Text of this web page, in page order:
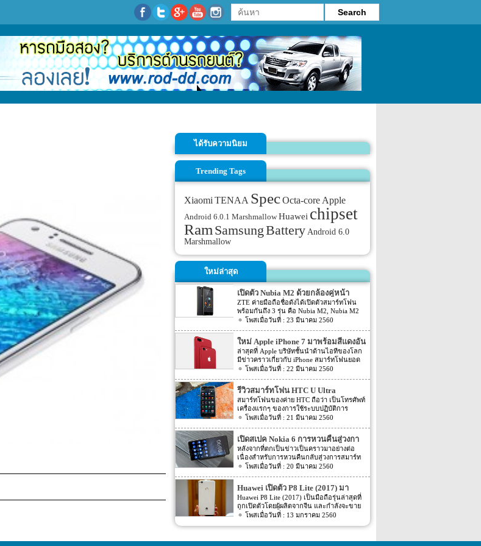
ได้รับความนิยม
Trending Tags
Xiaomi TENAA SpecOcta-coreApple
Android 6.0.1 Marshmallow Huawei chipset
Ram SamsungBattery Android 6.0
Marshmallow
ใหม่ล่าสุด
เปิดตัว Nubia M2 ด้วยกล้องคู่หน้า
ZTE ค่ายมือถือชื่อดังได้เปิดตัวสมาร์ทโฟน
พร้อมกันถึง 3 รุ่น คือ Nubia M2, Nubia M2
Lite และ Nubia N2 ซึ่งแต่ละรุ่นก็มีความน่า
นี้เราจะมารีวิวให้ท่านได้รู้จักกับ Nubia M2
ที่มีจุดขายตรงกล้องหน้าที่มาเป็นคู่ นอกจาก
กล้องหน้าที่มาเป็นคู่แล้วยังมีส่วนอื่นๆ ที่น่า
สนใจอีก Nubia M2 ใช้กล้องหน้าแบบคู่ที่มี
ความละเอียดสูงถึง 13MP มีรูรับแสง f 2.2
กล้องหน้าสำหรับการเซลฟี่มีความละเอียด
16MP พร้อมกับรูรับแสง f/2.0 กล้องหน้า
สามารถจับภาพได้กว้างถึง 80 องศา นั้นจะ
ทำให้การถ่ายรูปเซลฟี่ได้กว้างมากยิ่งขึ้น
หน้าจอเป็นแบบ AMOLED มีความละเอียดสูง
ถึง 1080p ขนาด 5.5 นิ้ว ระบบประมวลผล
การทำงานจะเป็นชิปเซ็ต Snapdragon 625
เป็นชิปประมวลผลของ Qualcomm ใช้ RAM
4GB หน่วยความจำมีให้เลือกอยู่ 2 ขนาด คือ
[…]
23 มีนาคม 2560
ใหม่ Apple iPhone 7 มาพร้อมสีแดงอัน
ร้อนแรง
ล่าสุดที่ Apple บริษัทชั้นนำด้านไอทีของโลก
มีข่าวคราวเกี่ยวกับ iPhone สมาร์ทโฟนยอด
ฮิตในประเทศไทยและทั่วโลก และในช่วงที่
อาจจะพลาดโอกาสได้สัมผัสเทคโนโลยีอัน
ทันสมัยในคราวนั้น แต่ก็ถือว่า เป็นความโชค
ดีที่คุณกำลังจะได้สัมผัสกับ iPhone 7 ที่มา
พร้อมการออกแบบสีของบอดี้ด้วยสีแดงอัน
ร้อนแรง เร้าใจแบบสุดๆ ทำให้สาวกของ
Apple กระเป๋าสั่นกันเลยทีเดียว การออกแบบ
iPhone 7 สีแดง ได้แรงบันดาลใจมาจากการ
กุศลของ iGadget ซึ่งปกติแล้ว การปรับแต่ง
Apple จะให้บริษัทข้างนอกช่วยในการปรับ
แต่งให้ แต่บอดี้นี้สีนี้ Apple ลงแรงปรับแต่งเอง
สีแดงอันร้อนแรง Apple จะจับความร้อนแรง
ลงไปใน iPhone 7 และ iPhone 7 Plus ทาง
บริษัท Apple ได้กำหนดวันจำหน่ายในวันศุกร์
ที่ 24 มีนาคม 2560 ที่จะถึงนี้ เวลาในการเปิด
ขายเป็นเวลาช่วงเช้าประมาณ 8.01 น. (เป็น
เวลาในฝั่งประเทศแถบแปซิฟิก) การเปิดตัว
22 มีนาคม 2560
รีวิวสมาร์ทโฟน HTC U Ultra
สมาร์ทโฟนของค่าย HTC ถือว่า เป็นโทรศัพท์
เครื่องแรกๆ ของการใช้ระบบปฏิบัติการ
Android หลายคนน่าจะจำได้ ในช่วงนั้นมี
Bird ที่ฮิตกันทั่วบ้านทั่วเมือง สมาร์ทโฟนหนึ่ง
ในที่สามารถเล่นเกมส์ Angry Bird นี้ได้ ก็คือ
สมาร์ทโฟนจากค่าย HTC หลังจากนั้น HTC
ก็ได้มีการพัฒนาสมาร์ทโฟนขึ้นมาอีก
มากมาย ล่าสุดได้เตรียมปล่อยรุ่นใหม่ อย่าง
HTC U Ultra HTC U Ultra มาพร้อมกับหน้า
จอ Super LCD5 มีขนาด 5.7 นิ้ว หน้าจอเป็น
แบบ Gorilla Glass 5 ซึ่งเป็นหน้าจอใหม่ที่
สามารถป้องกันรอยขีดข่วนได้ ความละเอียด
ของภาพสูงถึง 1,040 X 2,560 พิกเซล
(513ppi) ใช้ชิปประมวลผล Snapdragon 820
ที่มีความเร็วให้เลือกถึง 2 แบบ คือ 2.15GHz
21 มีนาคม 2560
เปิดสเปค Nokia 6 การหวนคืนสู่วงกา
รสมาร์ทโฟน
หลังจากที่ตกเป็นข่าวเป็นคราวมาอย่างต่อ
เนื่องสำหรับการหวนคืนกลับสู่วงการสมาร์ท
โฟน อย่างสมาร์ทโฟนในแบรนด์ Nokia ครั้ง
เอาสมาร์ทโฟนรุ่นนี้ไปทดสอบในห้องปฏิบัติ
การ Nokia 6 เปิดตัวรุ่นแรกภายใต้ชื่อรุ่น TA-
1000 ซึ่งจะมีความน่าสนใจทั้งในเรื่องของ
ซอฟต์แวร์และวัสดุอุปกรณ์ที่นำมาผลิตต่างๆ
Nokia 6 ไม่ได้เป็นสมาร์ทโฟนระดับสูง แต่จะ
เป็นสมาร์ทโฟนราคากลางๆ ที่เตรียมตัวจะมา
ประเทศไทยและในต่างประเทศ ถึงแม้ว่า
20 มีนาคม 2560
Huawei เปิดตัว P8 Lite (2017) มา
พร้อมหน้าจอ 1080p ชิพเซ็ท Kirin
655
Huawei P8 Lite (2017) เป็นมือถือรุ่นล่าสุดที่
ถูกเปิดตัวโดยผู้ผลิตจากจีน และกำลังจะขาย
ในตลาดยุโรปบางประเทศในเร็วๆ นี้ แต่การ
แล้ว แม้กระทั่งตอนนี้ P9 Lite ถูกพัฒนาให้ดี
13 มกราคม 2560